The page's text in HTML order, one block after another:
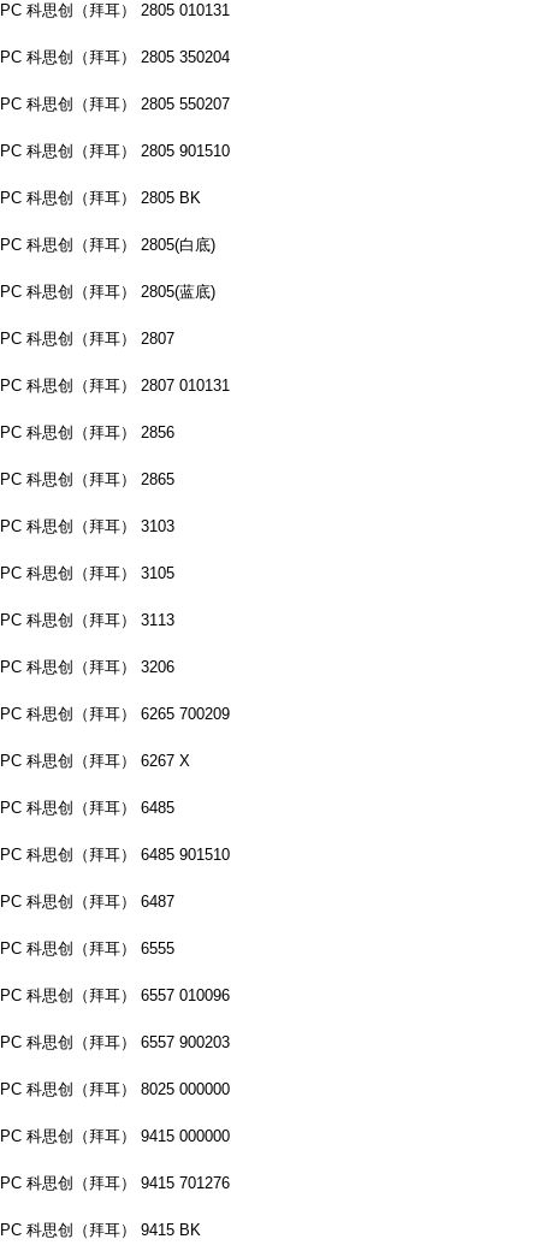
PC 科思创（拜耳） 2805 010131
PC 科思创（拜耳） 2805 350204
PC 科思创（拜耳） 2805 550207
PC 科思创（拜耳） 2805 901510
PC 科思创（拜耳） 2805 BK
PC 科思创（拜耳） 2805(白底)
PC 科思创（拜耳） 2805(蓝底)
PC 科思创（拜耳） 2807
PC 科思创（拜耳） 2807 010131
PC 科思创（拜耳） 2856
PC 科思创（拜耳） 2865
PC 科思创（拜耳） 3103
PC 科思创（拜耳） 3105
PC 科思创（拜耳） 3113
PC 科思创（拜耳） 3206
PC 科思创（拜耳） 6265 700209
PC 科思创（拜耳） 6267 X
PC 科思创（拜耳） 6485
PC 科思创（拜耳） 6485 901510
PC 科思创（拜耳） 6487
PC 科思创（拜耳） 6555
PC 科思创（拜耳） 6557 010096
PC 科思创（拜耳） 6557 900203
PC 科思创（拜耳） 8025 000000
PC 科思创（拜耳） 9415 000000
PC 科思创（拜耳） 9415 701276
PC 科思创（拜耳） 9415 BK